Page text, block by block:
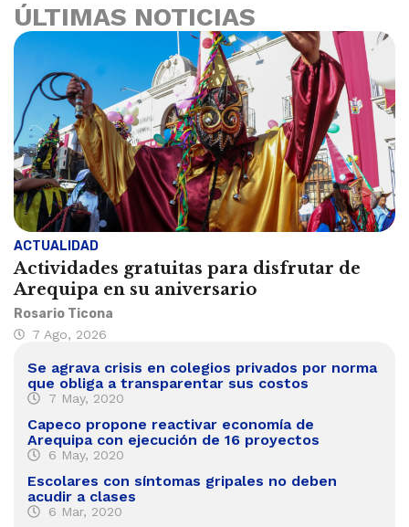
ÚLTIMAS NOTICIAS
ACTUALIDAD
Actividades gratuitas para disfrutar de
Arequipa en su aniversario
Rosario Ticona
7 Ago, 2026
Se agrava crisis en colegios privados por norma
que obliga a transparentar sus costos
7 May, 2020
Capeco propone reactivar economía de
Arequipa con ejecución de 16 proyectos
6 May, 2020
Escolares con síntomas gripales no deben
acudir a clases
6 Mar, 2020